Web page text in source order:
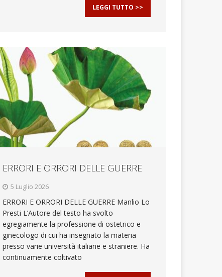
LEGGI TUTTO >>
ERRORI E ORRORI DELLE GUERRE
5 Luglio 2026
ERRORI E ORRORI DELLE GUERRE Manlio Lo
Presti L’Autore del testo ha svolto
egregiamente la professione di ostetrico e
ginecologo di cui ha insegnato la materia
presso varie università italiane e straniere. Ha
continuamente coltivato